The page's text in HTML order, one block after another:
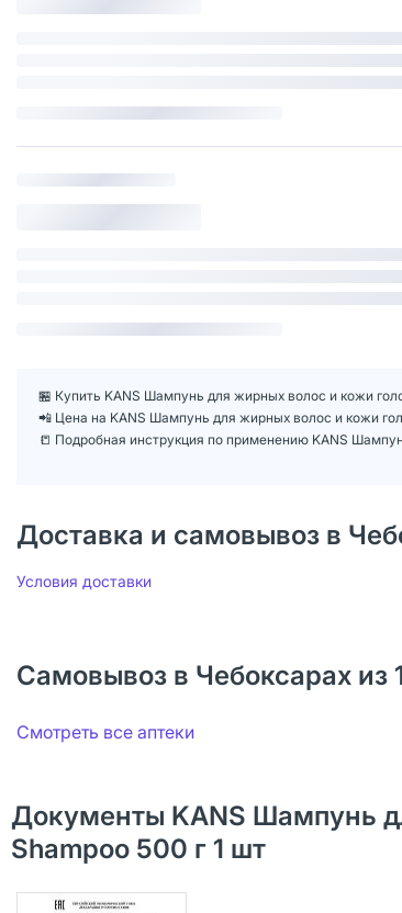
🏪 Купить KANS Шампунь для жирных волос и кожи
📲 Цена на KANS Шампунь для жирных волос и кожи
📒 Подробная инструкция по применению KANS
Доставка и самовывоз в
Условия доставки
Самовывоз в Чебоксарах из
Смотреть все аптеки
Документы KANS Шампунь
Shampoo 500 г 1 шт